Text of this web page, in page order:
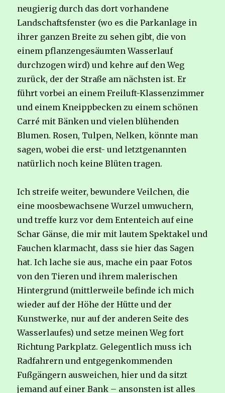
neugierig durch das dort vorhandene
Landschaftsfenster (wo es die Parkanlage in
ihrer ganzen Breite zu sehen gibt, die von
einem pflanzengesäumten Wasserlauf
durchzogen wird) und kehre auf den Weg
zurück, der der Straße am nächsten ist. Er
führt vorbei an einem Freiluft-Klassenzimmer
und einem Kneippbecken zu einem schönen
Carré mit Bänken und vielen blühenden
Blumen. Rosen, Tulpen, Nelken, könnte man
sagen, wobei die erst- und letztgenannten
natürlich noch keine Blüten tragen.
Ich streife weiter, bewundere Veilchen, die
eine moosbewachsene Wurzel umwuchern,
und treffe kurz vor dem Ententeich auf eine
Schar Gänse, die mir mit lautem Spektakel und
Fauchen klarmacht, dass sie hier das Sagen
hat. Ich lache sie aus, mache ein paar Fotos
von den Tieren und ihrem malerischen
Hintergrund (mittlerweile befinde ich mich
wieder auf der Höhe der Hütte und der
Kunstwerke, nur auf der anderen Seite des
Wasserlaufes) und setze meinen Weg fort
Richtung Parkplatz. Gelegentlich muss ich
Radfahrern und entgegenkommenden
Fußgängern ausweichen, hier und da sitzt
jemand auf einer Bank – ansonsten ist alles